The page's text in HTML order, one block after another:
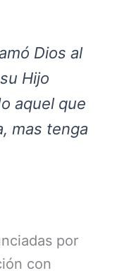
Dios al
Hijo
aquel que
mas tenga
por
con